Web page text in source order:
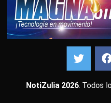
NotiZulia 2026. Todos